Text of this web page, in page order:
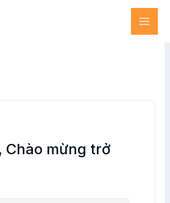
Chào mừng trở